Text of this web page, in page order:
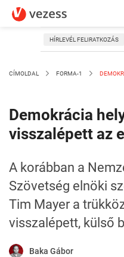
HÍRLEVÉL FELIRATKOZÁS
CÍMOLDAL FORMA-1
Demokrácia
visszalépett az
A korábban a
Szövetség elnöki
Tim Mayer a
visszalépett, külső
Baka Gábor